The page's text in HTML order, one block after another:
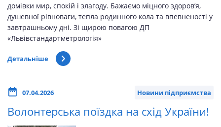
домівки мир, спокій і злагоду. Бажаємо міцного здоров’я,
душевної рівноваги, тепла родинного кола та впевненості у
завтрашньому дні. Зі щирою повагою ДП
«Львівстандартметрологія»
Детальніше
07.04.2026 Новини підприємства
Волонтерська поїздка на схід України!